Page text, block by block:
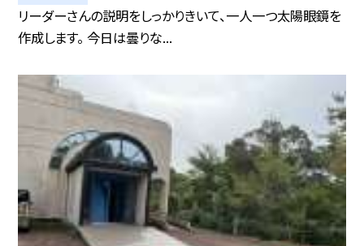
リーダーさんの説明をしっかりきいて、一人一つ太陽眼鏡を
作成します。 今日は曇りな...